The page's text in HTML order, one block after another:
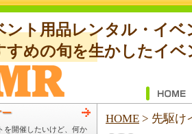
ント用品レンタル・イ
すめの旬を生かしたイベ
HOME > 先駆け
を開催したいけど、何か